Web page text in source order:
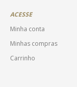
ACESSE
Minha conta
Minhas compras
Carrinho